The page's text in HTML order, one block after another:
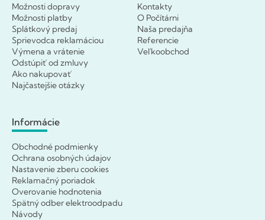
Možnosti dopravy
Možnosti platby
Splátkový predaj
Sprievodca reklamáciou
Výmena a vrátenie
Odstúpiť od zmluvy
Ako nakupovať
Najčastejšie otázky
Kontakty
O Počítárni
Naša predajňa
Referencie
Veľkoobchod
Informácie
Obchodné podmienky
Ochrana osobných údajov
Nastavenie zberu cookies
Reklamačný poriadok
Overovanie hodnotenia
Spätný odber elektroodpadu
Návody